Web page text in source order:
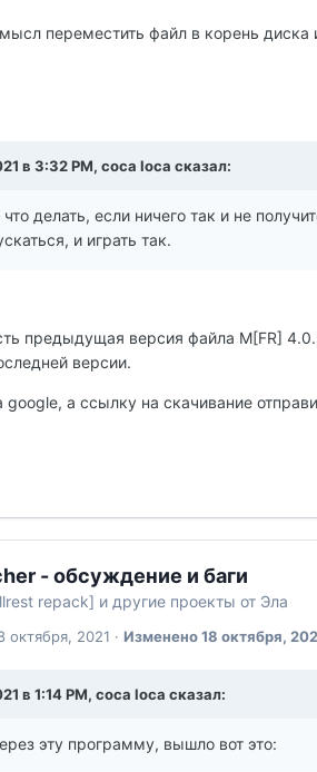
переместить файл в корень диска
в 3:32 PM, coca loca сказал:
делать, если ничего так и не
и играть так.
предыдущая версия файла M[FR]
версии.
google, а ссылку на скачивание
- обсуждение и баги
repack] и другие проекты от Эла
октября, 2021 · Изменено18 октября,
в 1:14 PM, coca loca сказал:
эту программу, вышло вот это: